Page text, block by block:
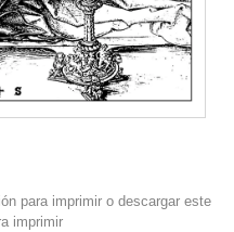
para imprimir o descargar este
imprimir